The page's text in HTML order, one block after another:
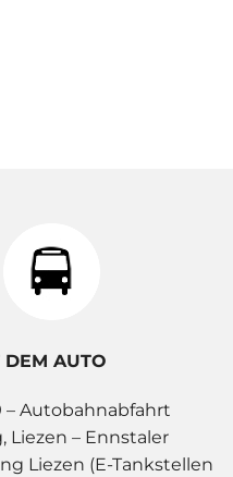
AUTO
– Autobahnabfahrt
Liezen – Ennstaler
Liezen (E-Tankstellen